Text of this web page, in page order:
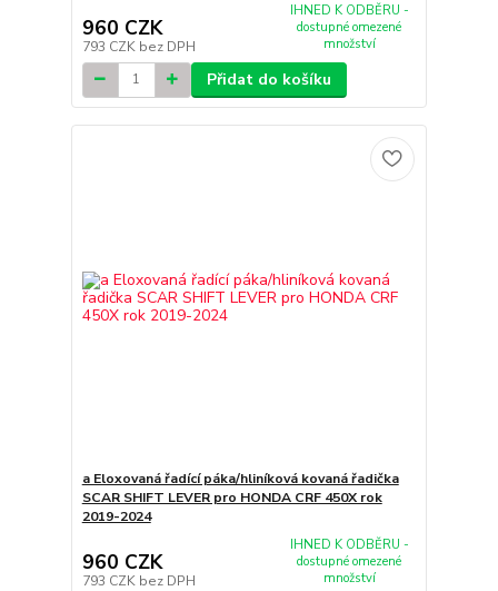
960 CZK
793 CZK bez DPH
IHNED K ODBĚRU -
dostupné omezené
množství
Přidat do košíku
a Eloxovaná řadící páka/hliníková kovaná řadička
SCAR SHIFT LEVER pro HONDA CRF 450X rok
2019-2024
960 CZK
793 CZK bez DPH
IHNED K ODBĚRU -
dostupné omezené
množství